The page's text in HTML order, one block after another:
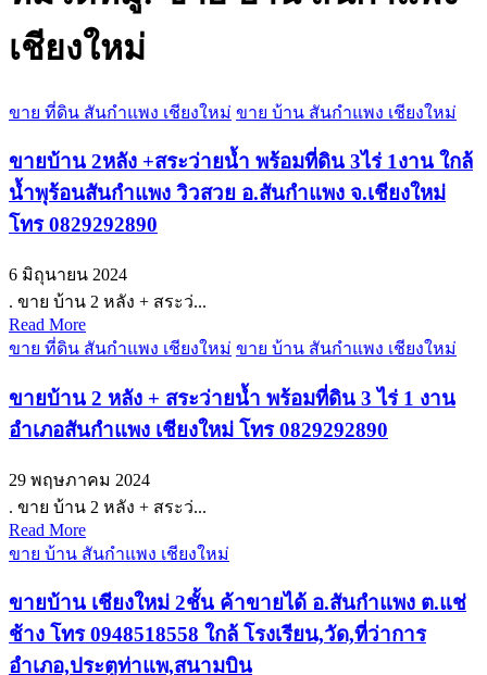
เชียงใหม่
ขาย ที่ดิน สันกำแพง เชียงใหม่ ขาย บ้าน สันกำแพง เชียงใหม่
ขายบ้าน 2หลัง +สระว่ายน้ำ พร้อมที่ดิน 3ไร่ 1งาน ใกล้
น้ำพุร้อนสันกำแพง วิวสวย อ.สันกำแพง จ.เชียงใหม่
โทร 0829292890
6 มิถุนายน 2024
. ขาย บ้าน 2 หลัง + สระว่...
Read More
ขาย ที่ดิน สันกำแพง เชียงใหม่ ขาย บ้าน สันกำแพง เชียงใหม่
ขายบ้าน 2 หลัง + สระว่ายน้ำ พร้อมที่ดิน 3 ไร่ 1 งาน
อำเภอสันกำแพง เชียงใหม่ โทร 0829292890
29 พฤษภาคม 2024
. ขาย บ้าน 2 หลัง + สระว่...
Read More
ขาย บ้าน สันกำแพง เชียงใหม่
ขายบ้าน เชียงใหม่ 2ชั้น ค้าขายได้ อ.สันกำแพง ต.แช่
ช้าง โทร 0948518558 ใกล้ โรงเรียน,วัด,ที่ว่าการ
อำเภอ,ประตูท่าแพ,สนามบิน